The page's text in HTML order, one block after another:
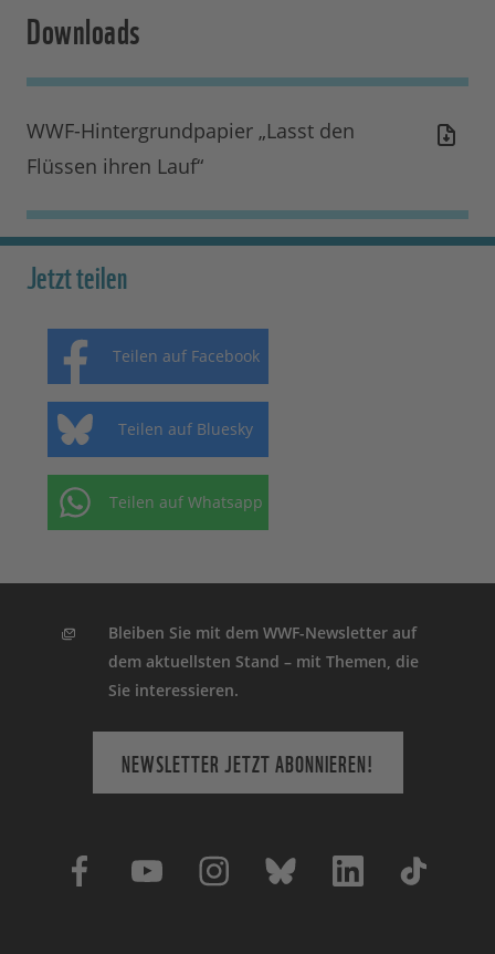
Downloads
WWF-Hintergrundpapier „Lasst den
Flüssen ihren Lauf“
Jetzt teilen
Teilen auf Facebook
Teilen auf Bluesky
Teilen auf Whatsapp
Bleiben Sie mit dem WWF-Newsletter auf
dem aktuellsten Stand – mit Themen, die
Sie interessieren.
NEWSLETTER JETZT ABONNIEREN!